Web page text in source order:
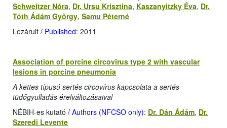
Schweitzer Nóra, Dr. Ursu Krisztina, Kaszanyitzky Éva, Dr.
Tóth Ádám György, Samu Péterné
Lezárult / Published: 2011
Association of porcine circovirus type 2 with vascular
lesions in porcine pneumonia
A kettes típusú sertés circovírus kapcsolata a sertés
tüdőgyulladás érelváltozásaival
NÉBIH-es kutató / Authors (NFCSO only): Dr. Dán Ádám, Dr.
Szeredi Levente